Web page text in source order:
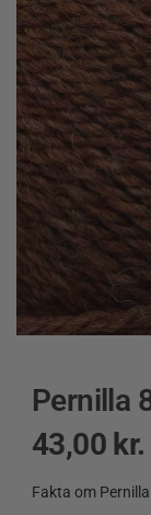
Pernilla
43,00 kr.
Fakta om Pernilla